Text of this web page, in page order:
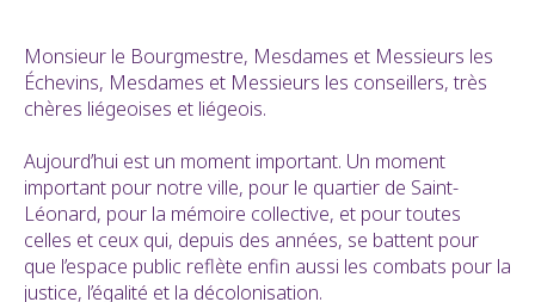
Monsieur le Bourgmestre, Mesdames et Messieurs les
Échevins, Mesdames et Messieurs les conseillers, très
chères liégeoises et liégeois.
Aujourd’hui est un moment important. Un moment
important pour notre ville, pour le quartier de Saint-
Léonard, pour la mémoire collective, et pour toutes
celles et ceux qui, depuis des années, se battent pour
que l’espace public reflète enfin aussi les combats pour la
justice, l’égalité et la décolonisation.